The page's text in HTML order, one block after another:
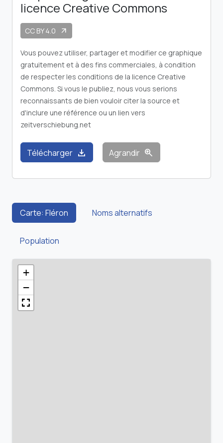
licence Creative Commons
CC BY 4.0 arrow_outward
Vous pouvez utiliser, partager et modifier ce graphique
gratuitement et à des fins commerciales, à condition
de respecter les conditions de la licence Creative
Commons. Si vous le publiez, nous vous serions
reconnaissants de bien vouloir citer la source et
d'inclure une référence ou un lien vers
zeitverschiebung.net
Télécharger download Agrandir zoom_in
Carte: Fléron Noms alternatifs
Population
+
−